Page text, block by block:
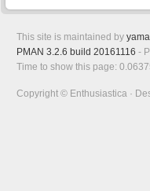
This site is maintained by
PMAN 3.2.6 build 20161116 -
Time to show this page:
Copyright © Enthusiastica ·